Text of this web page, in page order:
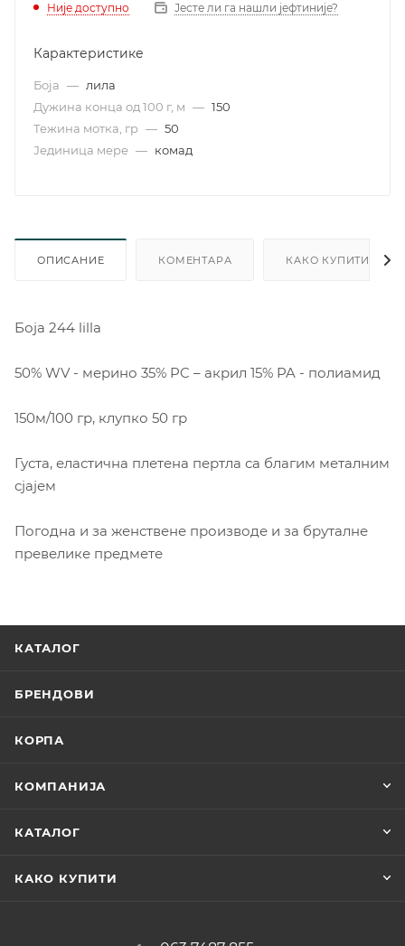
Није доступно Јесте ли га нашли јефтиније?
Карактеристике
Боја — лила
Дужина конца од 100 г, м — 150
Тежина мотка, гр — 50
Јединица мере — комад
ОПИСАНИЕ КОМЕНТАРА КАКО КУПИТИ
Боjа 244 lilla
50% WV - мерино 35% PC – акрил 15% PA - полиамид
150м/100 гр, клупко 50 гр
Густа, еластична плетена пертла са благим металним
сјајем
Погодна и за женствене производе и за бруталне
превелике предмете
КАТАЛОГ
БРЕНДОВИ
КОРПА
КОМПАНИЈА
КАТАЛОГ
КАКО КУПИТИ